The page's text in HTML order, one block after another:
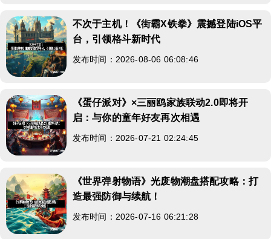
不次于主机！《街霸X铁拳》震撼登陆iOS平
台，引领格斗新时代
发布时间：2026-08-06 06:08:46
《蛋仔派对》×三丽鸥家族联动2.0即将开
启：与你的童年好友再次相遇
发布时间：2026-07-21 02:24:45
《世界弹射物语》光废物潮盘搭配攻略：打
造最强防御与续航！
发布时间：2026-07-16 06:21:28